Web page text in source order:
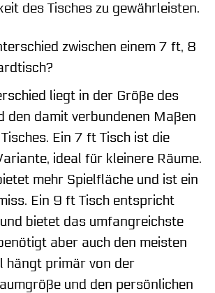
des Tisches zu gewährleisten.
zwischen einem 7 ft, 8
liegt in der Größe des
den damit verbundenen Maßen
Ein 7 ft Tisch ist die
ideal für kleinere Räume.
mehr Spielfläche und ist ein
Ein 9 ft Tisch entspricht
bietet das umfangreichste
aber auch den meisten
hängt primär von der
und den persönlichen